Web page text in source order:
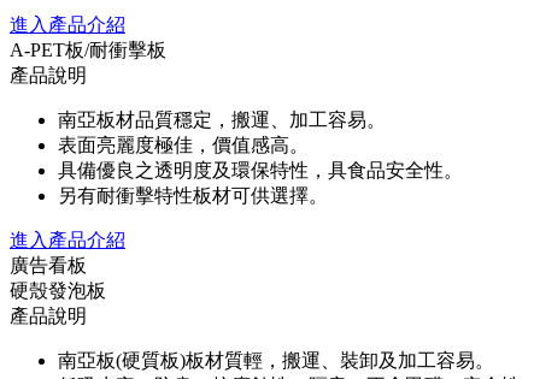
進入產品介紹
A-PET板/耐衝擊板
產品說明
南亞板材品質穩定，搬運、加工容易。
表面亮麗度極佳，價值感高。
具備優良之透明度及環保特性，具食品安全性。
另有耐衝擊特性板材可供選擇。
進入產品介紹
廣告看板
硬殼發泡板
產品說明
南亞板(硬質板)板材質輕，搬運、裝卸及加工容易。